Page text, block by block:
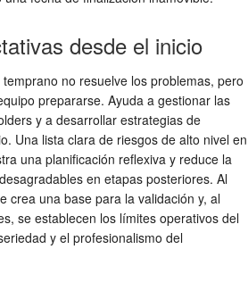
desde el inicio
no resuelve los problemas, pero
prepararse. Ayuda a gestionar las
y a desarrollar estrategias de
Una lista clara de riesgos de alto nivel en
una planificación reflexiva y reduce la
en etapas posteriores. Al
crea una base para la validación y, al
se establecen los límites operativos del
y el profesionalismo del